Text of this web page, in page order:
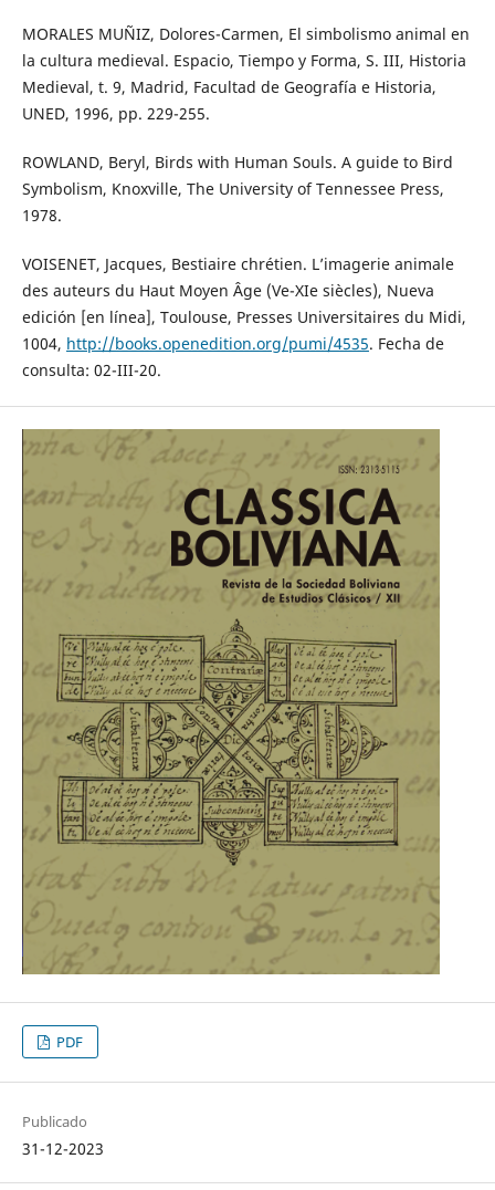
MORALES MUÑIZ, Dolores-Carmen, El simbolismo animal en
la cultura medieval. Espacio, Tiempo y Forma, S. III, Historia
Medieval, t. 9, Madrid, Facultad de Geografía e Historia,
UNED, 1996, pp. 229-255.
ROWLAND, Beryl, Birds with Human Souls. A guide to Bird
Symbolism, Knoxville, The University of Tennessee Press,
1978.
VOISENET, Jacques, Bestiaire chrétien. L’imagerie animale
des auteurs du Haut Moyen Âge (Ve-XIe siècles), Nueva
edición [en línea], Toulouse, Presses Universitaires du Midi,
1004, http://books.openedition.org/pumi/4535. Fecha de
consulta: 02-III-20.
PDF
Publicado
31-12-2023